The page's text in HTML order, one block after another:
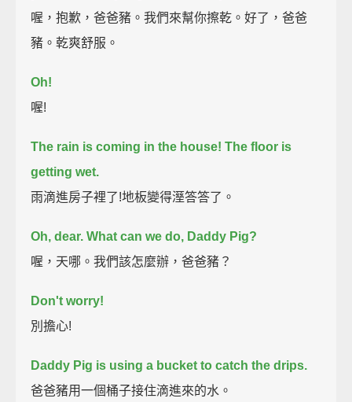
喔，抱歉，爸爸豬。我們來幫你擦乾。好了，爸爸
豬。乾爽舒服。
Oh!
喔!
The rain is coming in the house! The floor is
getting wet.
雨滴進房子裡了!地板變得溼答答了。
Oh, dear. What can we do, Daddy Pig?
喔，天哪。我們該怎麼辦，爸爸豬？
Don't worry!
別擔心!
Daddy Pig is using a bucket to catch the drips.
爸爸豬用一個桶子接住滴進來的水。